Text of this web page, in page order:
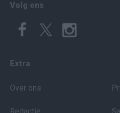
Volg ons
Extra
Over ons